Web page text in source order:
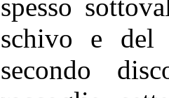
spesso
schivo e del
secondo